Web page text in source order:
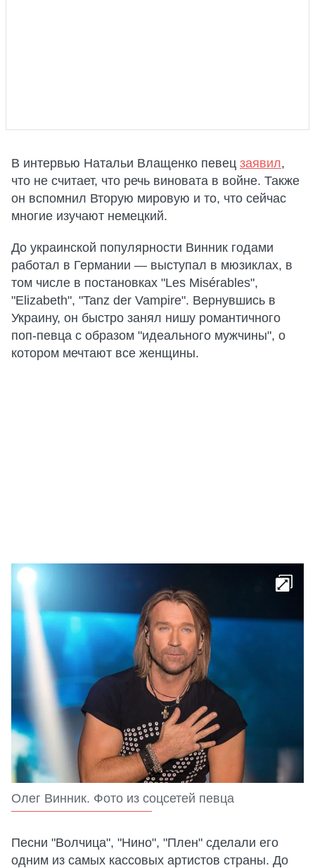
В интервью Натальи Влащенко певец заявил,
что не считает, что речь виновата в войне. Также
он вспомнил Вторую мировую и то, что сейчас
многие изучают немецкий.
До украинской популярности Винник годами
работал в Германии — выступал в мюзиклах, в
том числе в постановках "Les Misérables",
"Elizabeth", "Tanz der Vampire". Вернувшись в
Украину, он быстро занял нишу романтичного
поп-певца с образом "идеального мужчины", о
котором мечтают все женщины.
Олег Винник. Фото из соцсетей певца
Песни "Волчица", "Нино", "Плен" сделали его
одним из самых кассовых артистов страны. До